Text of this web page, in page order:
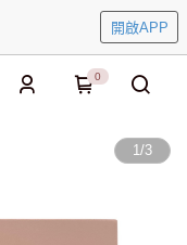
開啟APP
0
1/3